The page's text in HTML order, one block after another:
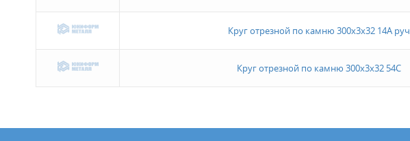
Круг отрезной по камню 300х3х32 14А руч
Круг отрезной по камню 300х3х32 54С